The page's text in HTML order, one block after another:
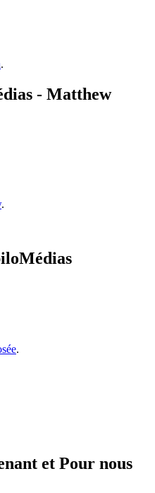
.
- Matthew
.
.
et Pour nous